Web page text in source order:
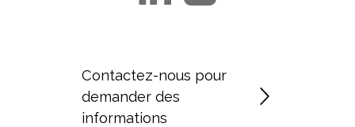
Contactez-nous pour
demander des
informations